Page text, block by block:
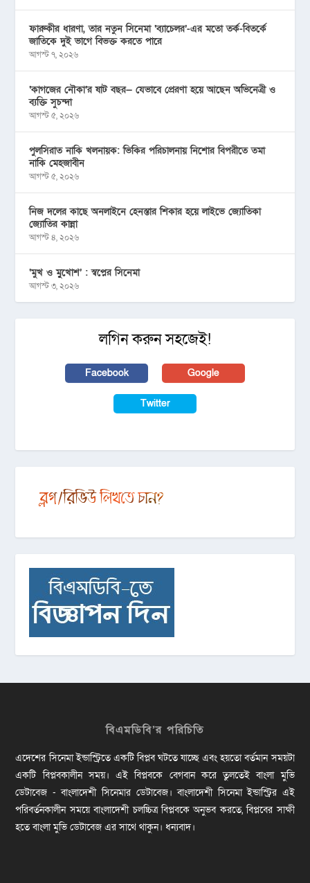
ফারুকীর ধারণা, তার নতুন সিনেমা ‘ব্যাচেলর’-এর মতো তর্ক-বিতর্কে
জাতিকে দুই ভাগে বিভক্ত করতে পারে
আগস্ট ৭, ২০২৬
‘কাগজের নৌকা’র ষাট বছর— যেভাবে প্রেরণা হয়ে আছেন অভিনেত্রী ও
ব্যক্তি সুচন্দা
আগস্ট ৫, ২০২৬
পুলসিরাত নাকি খলনায়ক: ভিকির পরিচালনায় নিশোর বিপরীতে তমা
নাকি মেহজাবীন
আগস্ট ৫, ২০২৬
নিজ দলের কাছে অনলাইনে হেনস্তার শিকার হয়ে লাইভে জ্যোতিকা
জ্যোতির কান্না
আগস্ট ৪, ২০২৬
‘মুখ ও মু্খোশ’ : স্বপ্নের সিনেমা
আগস্ট ৩, ২০২৬
লগিন করুন সহজেই!
Facebook Google
Twitter
বিএমডিবি’র পরিচিতি
এদেশের সিনেমা ইন্ডাস্ট্রিতে একটি বিপ্লব ঘটতে যাচ্ছে এবং হয়তো বর্তমান সময়টা
একটি বিপ্লবকালীন সময়। এই বিপ্লবকে বেগবান করে তুলতেই বাংলা মুভি
ডেটাবেজ - বাংলাদেশী সিনেমার ডেটাবেজ। বাংলাদেশী সিনেমা ইন্ডাস্ট্রির এই
পরিবর্তনকালীন সময়ে বাংলাদেশী চলচ্চিত্র বিপ্লবকে অনুভব করতে, বিপ্লবের সাক্ষী
হতে বাংলা মুভি ডেটাবেজ এর সাথে থাকুন। ধন্যবাদ।